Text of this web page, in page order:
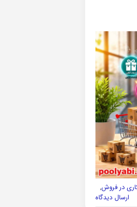
در فروش,
ارسال دیدگاه